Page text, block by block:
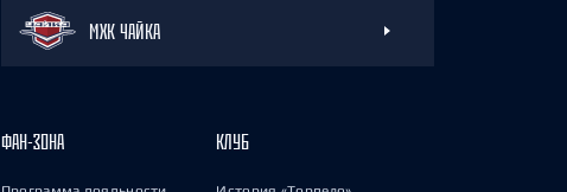
МХК ЧАЙКА
ФАН-ЗОНА КЛУБ